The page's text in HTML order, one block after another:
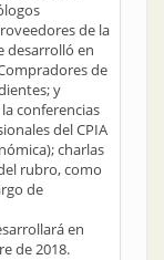
de la
desarrolló en
de
y
conferencias
del CPIA
charlas
rubro, como
de
en
de 2018.